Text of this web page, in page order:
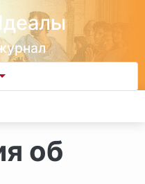
об